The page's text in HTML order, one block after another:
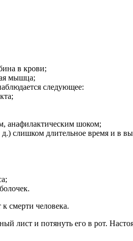
в крови;
мышца;
следующее:
анафилактическим шоком;
слишком длительное время и в
смерти человека.
лист и потянуть его в рот.